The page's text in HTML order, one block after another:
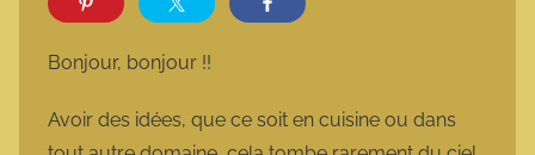
Bonjour, bonjour !!
Avoir des idées, que ce soit en cuisine ou dans